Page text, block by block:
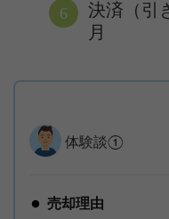
決済（引
月
体験談①
売却理由